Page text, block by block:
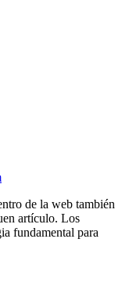
de la web también
artículo. Los
fundamental para